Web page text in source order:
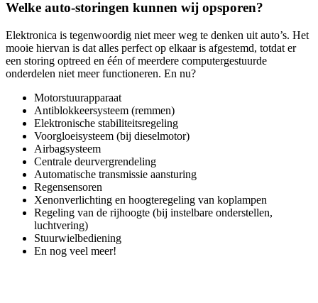
Welke auto-storingen kunnen wij opsporen?
Elektronica is tegenwoordig niet meer weg te denken uit auto’s. Het
mooie hiervan is dat alles perfect op elkaar is afgestemd, totdat er
een storing optreed en één of meerdere computergestuurde
onderdelen niet meer functioneren. En nu?
Motorstuurapparaat
Antiblokkeersysteem (remmen)
Elektronische stabiliteitsregeling
Voorgloeisysteem (bij dieselmotor)
Airbagsysteem
Centrale deurvergrendeling
Automatische transmissie aansturing
Regensensoren
Xenonverlichting en hoogteregeling van koplampen
Regeling van de rijhoogte (bij instelbare onderstellen,
luchtvering)
Stuurwielbediening
En nog veel meer!